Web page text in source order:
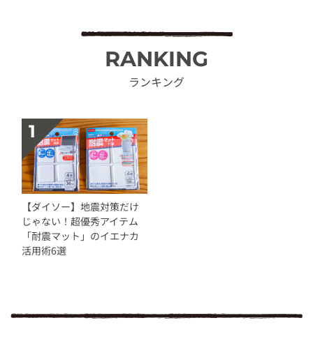
RANKING
ランキング
【ダイソー】地震対策だけ
じゃない！超優秀アイテム
「耐震マット」のイエナカ
活用術6選